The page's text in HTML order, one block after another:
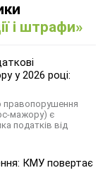
і штрафи»
у 2026 році:
правопорушення
мажору) є
податків від
КМУ повертає